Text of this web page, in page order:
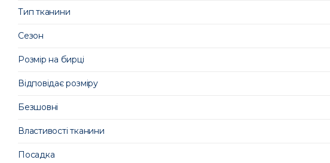
Тип тканини
Сезон
Розмір на бирці
Відповідає розміру
Безшовні
Властивості тканини
Посадка